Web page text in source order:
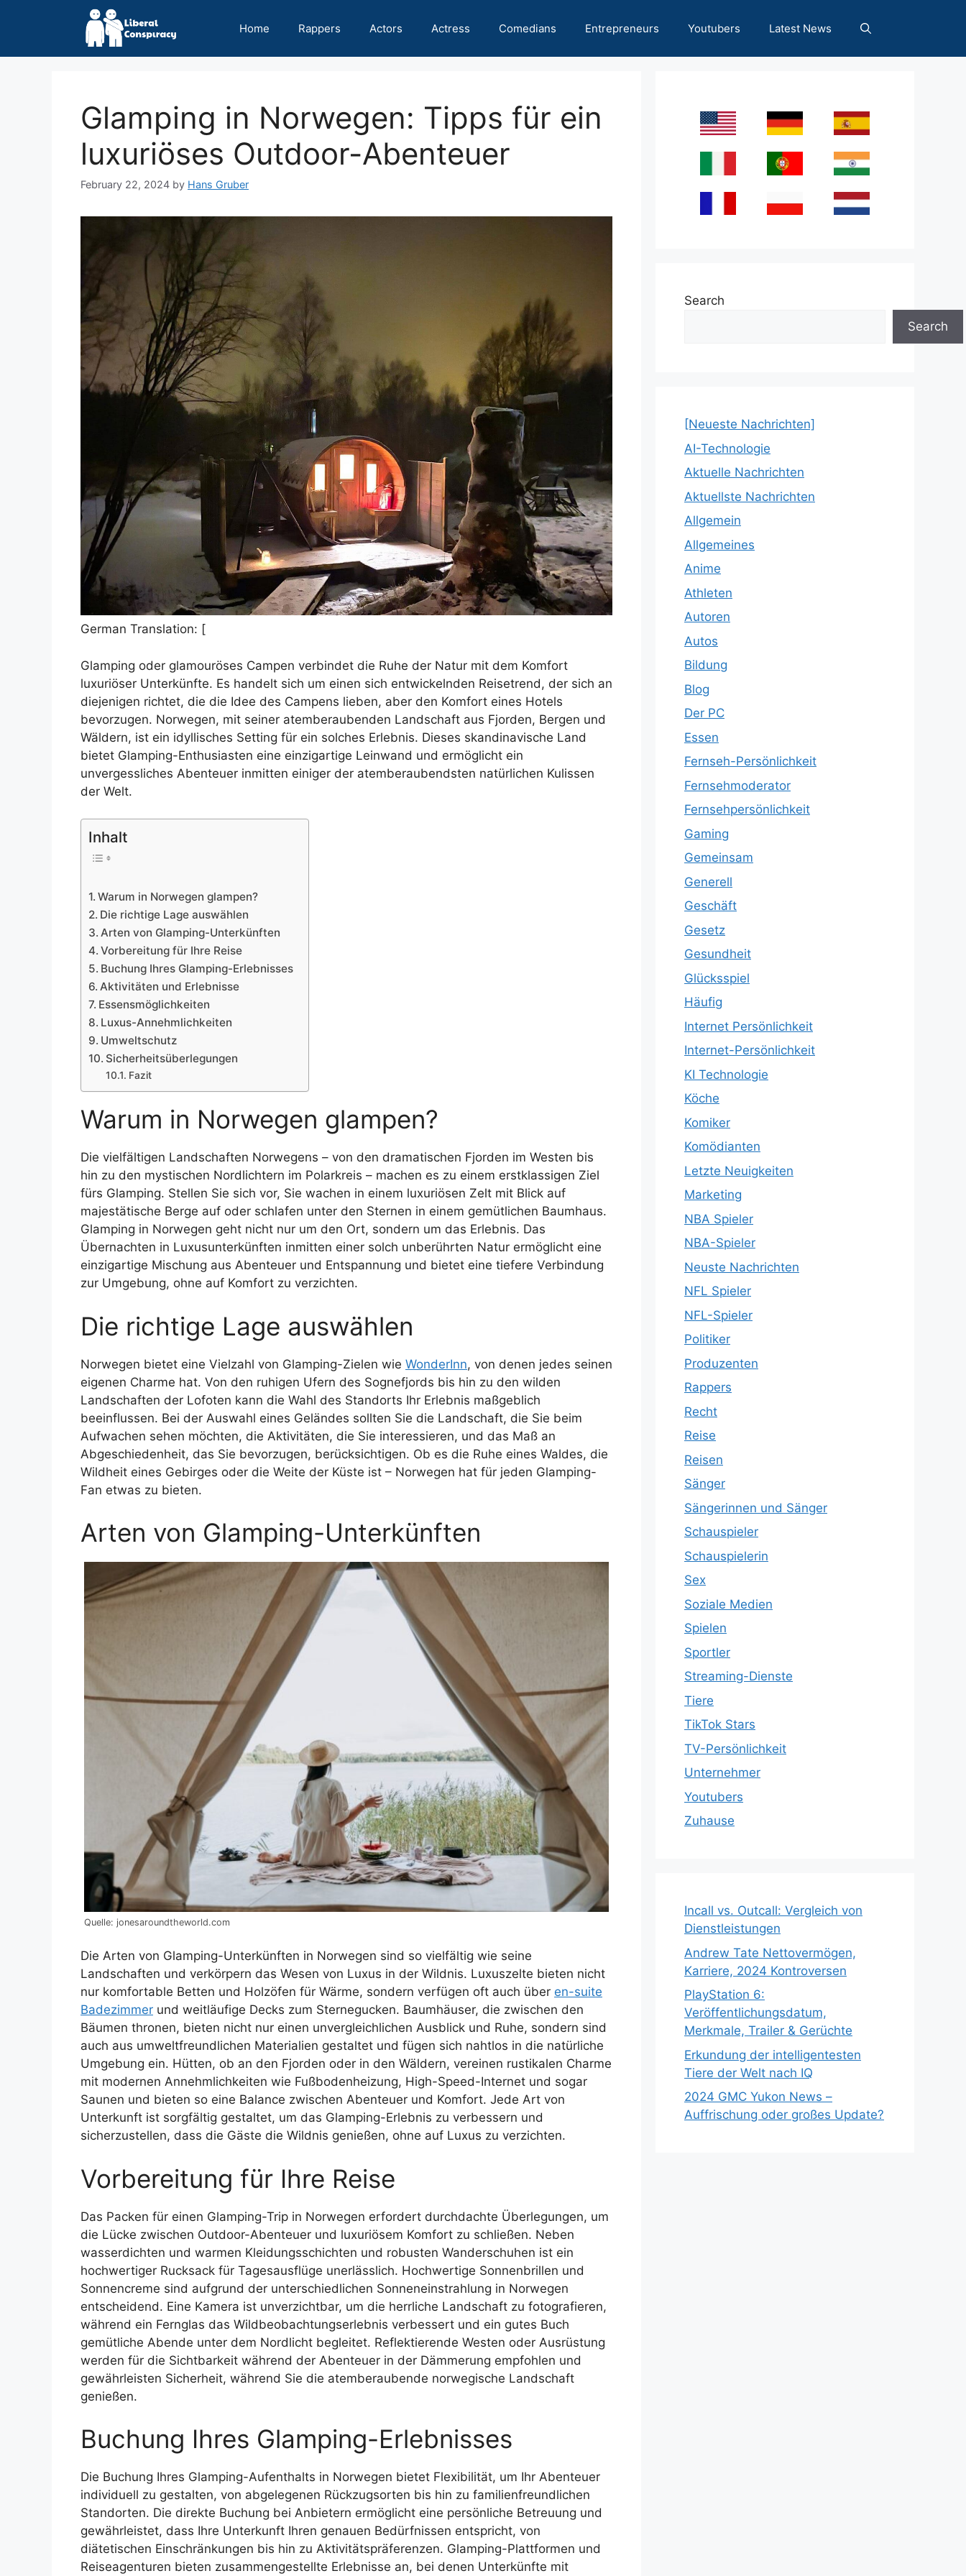
Home Rappers Actors Actress Comedians Entrepreneurs Youtubers Latest News
Glamping in Norwegen: Tipps für ein
luxuriöses Outdoor-Abenteuer
February 22, 2024 by Hans Gruber
German Translation: [
Glamping oder glamouröses Campen verbindet die Ruhe der Natur mit dem Komfort
luxuriöser Unterkünfte. Es handelt sich um einen sich entwickelnden Reisetrend, der sich an
diejenigen richtet, die die Idee des Campens lieben, aber den Komfort eines Hotels
bevorzugen. Norwegen, mit seiner atemberaubenden Landschaft aus Fjorden, Bergen und
Wäldern, ist ein idyllisches Setting für ein solches Erlebnis. Dieses skandinavische Land
bietet Glamping-Enthusiasten eine einzigartige Leinwand und ermöglicht ein
unvergessliches Abenteuer inmitten einiger der atemberaubendsten natürlichen Kulissen
der Welt.
Inhalt
Warum in Norwegen glampen?
Die richtige Lage auswählen
Arten von Glamping-Unterkünften
Vorbereitung für Ihre Reise
Buchung Ihres Glamping-Erlebnisses
Aktivitäten und Erlebnisse
Essensmöglichkeiten
Luxus-Annehmlichkeiten
Umweltschutz
Sicherheitsüberlegungen
Fazit
Warum in Norwegen glampen?
Die vielfältigen Landschaften Norwegens – von den dramatischen Fjorden im Westen bis
hin zu den mystischen Nordlichtern im Polarkreis – machen es zu einem erstklassigen Ziel
fürs Glamping. Stellen Sie sich vor, Sie wachen in einem luxuriösen Zelt mit Blick auf
majestätische Berge auf oder schlafen unter den Sternen in einem gemütlichen Baumhaus.
Glamping in Norwegen geht nicht nur um den Ort, sondern um das Erlebnis. Das
Übernachten in Luxusunterkünften inmitten einer solch unberührten Natur ermöglicht eine
einzigartige Mischung aus Abenteuer und Entspannung und bietet eine tiefere Verbindung
zur Umgebung, ohne auf Komfort zu verzichten.
Die richtige Lage auswählen
Norwegen bietet eine Vielzahl von Glamping-Zielen wie WonderInn, von denen jedes seinen
eigenen Charme hat. Von den ruhigen Ufern des Sognefjords bis hin zu den wilden
Landschaften der Lofoten kann die Wahl des Standorts Ihr Erlebnis maßgeblich
beeinflussen. Bei der Auswahl eines Geländes sollten Sie die Landschaft, die Sie beim
Aufwachen sehen möchten, die Aktivitäten, die Sie interessieren, und das Maß an
Abgeschiedenheit, das Sie bevorzugen, berücksichtigen. Ob es die Ruhe eines Waldes, die
Wildheit eines Gebirges oder die Weite der Küste ist – Norwegen hat für jeden Glamping-
Fan etwas zu bieten.
Arten von Glamping-Unterkünften
Quelle: jonesaroundtheworld.com
Die Arten von Glamping-Unterkünften in Norwegen sind so vielfältig wie seine
Landschaften und verkörpern das Wesen von Luxus in der Wildnis. Luxuszelte bieten nicht
nur komfortable Betten und Holzöfen für Wärme, sondern verfügen oft auch über en-suite
Badezimmer und weitläufige Decks zum Sternegucken. Baumhäuser, die zwischen den
Bäumen thronen, bieten nicht nur einen unvergleichlichen Ausblick und Ruhe, sondern sind
auch aus umweltfreundlichen Materialien gestaltet und fügen sich nahtlos in die natürliche
Umgebung ein. Hütten, ob an den Fjorden oder in den Wäldern, vereinen rustikalen Charme
mit modernen Annehmlichkeiten wie Fußbodenheizung, High-Speed-Internet und sogar
Saunen und bieten so eine Balance zwischen Abenteuer und Komfort. Jede Art von
Unterkunft ist sorgfältig gestaltet, um das Glamping-Erlebnis zu verbessern und
sicherzustellen, dass die Gäste die Wildnis genießen, ohne auf Luxus zu verzichten.
Vorbereitung für Ihre Reise
Das Packen für einen Glamping-Trip in Norwegen erfordert durchdachte Überlegungen, um
die Lücke zwischen Outdoor-Abenteuer und luxuriösem Komfort zu schließen. Neben
wasserdichten und warmen Kleidungsschichten und robusten Wanderschuhen ist ein
hochwertiger Rucksack für Tagesausflüge unerlässlich. Hochwertige Sonnenbrillen und
Sonnencreme sind aufgrund der unterschiedlichen Sonneneinstrahlung in Norwegen
entscheidend. Eine Kamera ist unverzichtbar, um die herrliche Landschaft zu fotografieren,
während ein Fernglas das Wildbeobachtungserlebnis verbessert und ein gutes Buch
gemütliche Abende unter dem Nordlicht begleitet. Reflektierende Westen oder Ausrüstung
werden für die Sichtbarkeit während der Abenteuer in der Dämmerung empfohlen und
gewährleisten Sicherheit, während Sie die atemberaubende norwegische Landschaft
genießen.
Buchung Ihres Glamping-Erlebnisses
Die Buchung Ihres Glamping-Aufenthalts in Norwegen bietet Flexibilität, um Ihr Abenteuer
individuell zu gestalten, von abgelegenen Rückzugsorten bis hin zu familienfreundlichen
Standorten. Die direkte Buchung bei Anbietern ermöglicht eine persönliche Betreuung und
gewährleistet, dass Ihre Unterkunft Ihren genauen Bedürfnissen entspricht, von
diätetischen Einschränkungen bis hin zu Aktivitätspräferenzen. Glamping-Plattformen und
Reiseagenturen bieten zusammengestellte Erlebnisse an, bei denen Unterkünfte mit
Search
Search
[Neueste Nachrichten]
AI-Technologie
Aktuelle Nachrichten
Aktuellste Nachrichten
Allgemein
Allgemeines
Anime
Athleten
Autoren
Autos
Bildung
Blog
Der PC
Essen
Fernseh-Persönlichkeit
Fernsehmoderator
Fernsehpersönlichkeit
Gaming
Gemeinsam
Generell
Geschäft
Gesetz
Gesundheit
Glücksspiel
Häufig
Internet Persönlichkeit
Internet-Persönlichkeit
KI Technologie
Köche
Komiker
Komödianten
Letzte Neuigkeiten
Marketing
NBA Spieler
NBA-Spieler
Neuste Nachrichten
NFL Spieler
NFL-Spieler
Politiker
Produzenten
Rappers
Recht
Reise
Reisen
Sänger
Sängerinnen und Sänger
Schauspieler
Schauspielerin
Sex
Soziale Medien
Spielen
Sportler
Streaming-Dienste
Tiere
TikTok Stars
TV-Persönlichkeit
Unternehmer
Youtubers
Zuhause
Incall vs. Outcall: Vergleich von
Dienstleistungen
Andrew Tate Nettovermögen,
Karriere, 2024 Kontroversen
PlayStation 6:
Veröffentlichungsdatum,
Merkmale, Trailer & Gerüchte
Erkundung der intelligentesten
Tiere der Welt nach IQ
2024 GMC Yukon News –
Auffrischung oder großes Update?